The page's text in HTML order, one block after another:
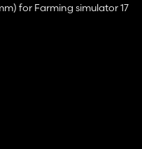
for Farming simulator 17